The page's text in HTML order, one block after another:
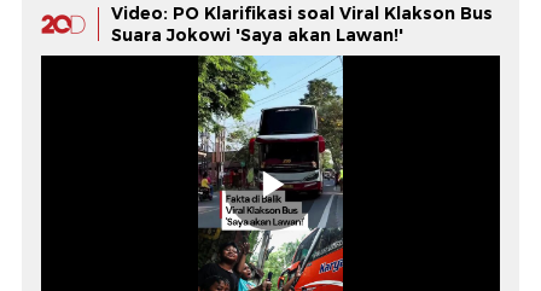
Video: PO Klarifikasi soal Viral Klakson Bus
Suara Jokowi 'Saya akan Lawan!'